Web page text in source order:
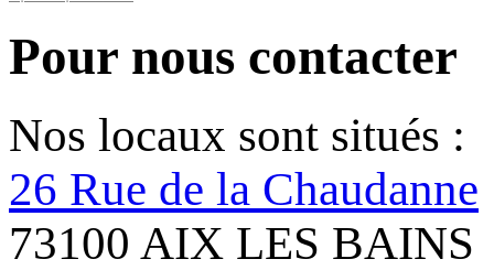
Pour nous contacter
Nos locaux sont situés :
26 Rue de la Chaudanne
73100 AIX LES BAINS